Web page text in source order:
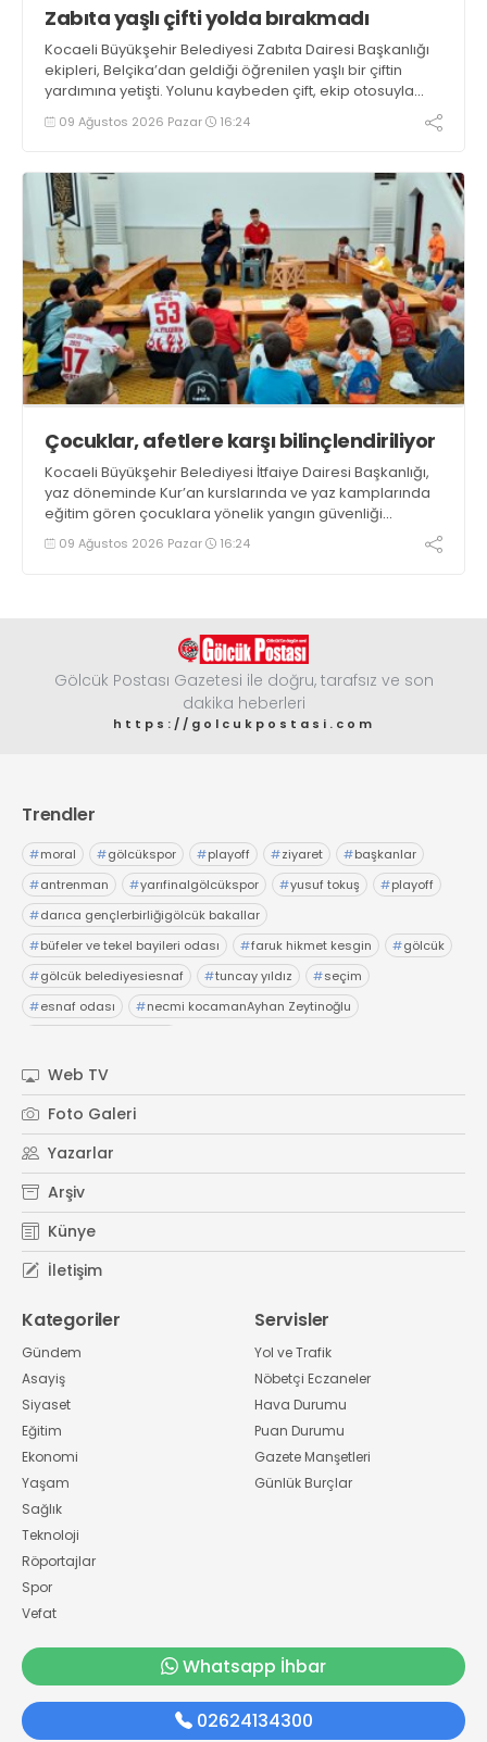
Zabıta yaşlı çifti yolda bırakmadı
Kocaeli Büyükşehir Belediyesi Zabıta Dairesi Başkanlığı
ekipleri, Belçika’dan geldiği öğrenilen yaşlı bir çiftin
yardımına yetişti. Yolunu kaybeden çift, ekip otosuyla
gidecekleri noktaya güvenli şekilde ulaştırıldı
09 Ağustos 2026 Pazar 16:24
Çocuklar, afetlere karşı bilinçlendiriliyor
Kocaeli Büyükşehir Belediyesi İtfaiye Dairesi Başkanlığı,
yaz döneminde Kur’an kurslarında ve yaz kamplarında
eğitim gören çocuklara yönelik yangın güvenliği
eğitimlerini sürdürüyor
09 Ağustos 2026 Pazar 16:24
Gölcük Postası Gazetesi ile doğru, tarafsız ve son
dakika heberleri
https://golcukpostasi.com
Trendler
#moral #gölcükspor #playoff #ziyaret #başkanlar
#antrenman #yarıfinalgölcükspor #yusuf tokuş #playoff
#darıca gençlerbirliğigölcük bakallar
#büfeler ve tekel bayileri odası #faruk hikmet kesgin #gölcük
#gölcük belediyesiesnaf #tuncay yıldız #seçim
#esnaf odası #necmi kocamanAyhan Zeytinoğlu
Web TV
Foto Galeri
Yazarlar
Arşiv
Künye
İletişim
Kategoriler
Gündem
Asayiş
Siyaset
Eğitim
Ekonomi
Yaşam
Sağlık
Teknoloji
Röportajlar
Spor
Vefat
Servisler
Yol ve Trafik
Nöbetçi Eczaneler
Hava Durumu
Puan Durumu
Gazete Manşetleri
Günlük Burçlar
Whatsapp İhbar
02624134300